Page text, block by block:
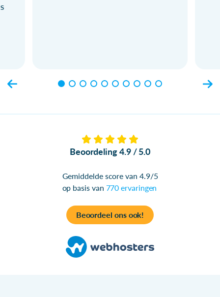
Beoordeling 4.9 / 5.0
Gemiddelde score van 4.9/5
op basis van 770 ervaringen
Beoordeel ons ook!